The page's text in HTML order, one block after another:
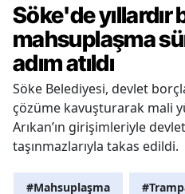
Söke'de yıllardır
mahsuplaşma
adım atıldı
Söke Belediyesi, devlet
çözüme kavuşturarak mali
Arıkan’ın girişimleriyle
taşınmazlarıyla takas edildi.
#Mahsuplaşma